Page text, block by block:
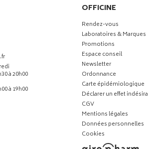
à 20h00
à 19h00
OFFICINE
Rendez-vous
Laboratoires & Marques
Promotions
Espace conseil
Newsletter
Ordonnance
Carte épidémiologique
Déclarer un effet
CGV
Mentions légales
Données personnelles
Cookies